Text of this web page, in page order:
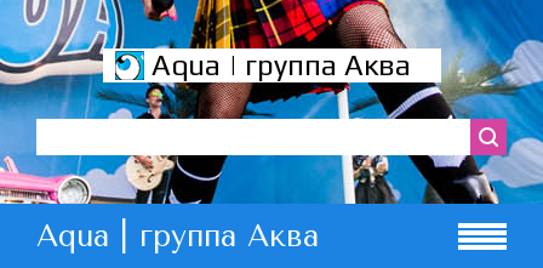
Aqua | группа Аква
Aqua | группа Аква